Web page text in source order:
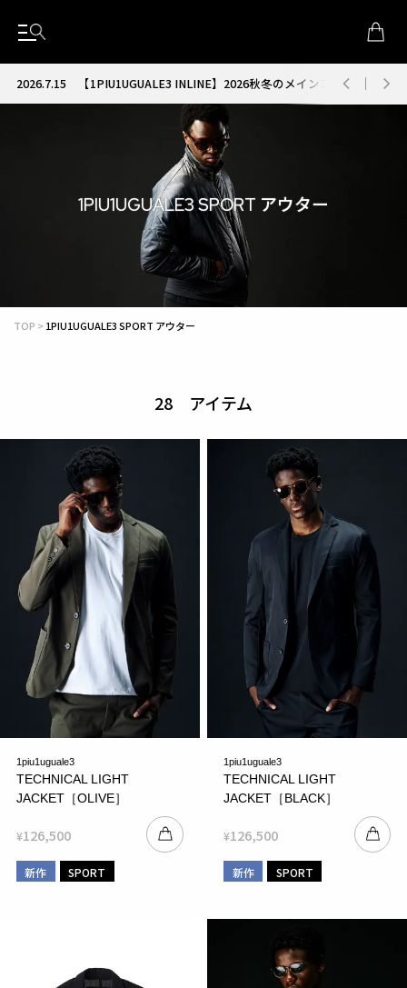
2026.7.15【1PIU1UGUALE3 INLINE】2026秋冬のメインコレクションが
1PIU1UGUALE3 SPORT アウター
TOP 1PIU1UGUALE3 SPORT アウター
28
1piu1uguale3
TECHNICAL LIGHT
JACKET［OLIVE］
¥126,500
新作 SPORT
1piu1uguale3
TECHNICAL LIGHT
JACKET［BLACK］
¥126,500
新作 SPORT